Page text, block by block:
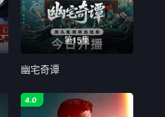
第15集
幽宅奇谭
4.0